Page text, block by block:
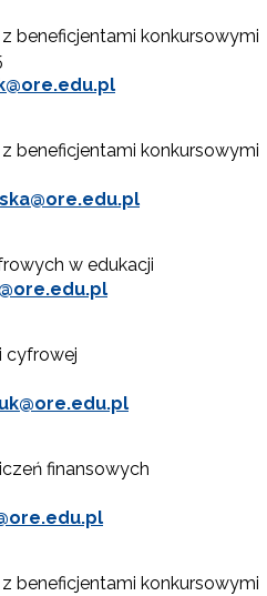
zintegrowanego
szkoła”"
portalu
spersonalizowane doradztwo
wspierania uczennic i uczniów
beneficjentami konkursowymi
beneficjentami konkursowymi
w edukacji
cyfrowej
finansowych
beneficjentami konkursowymi